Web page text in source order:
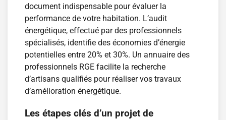
document indispensable pour évaluer la
performance de votre habitation. L’audit
énergétique, effectué par des professionnels
spécialisés, identifie des économies d’énergie
potentielles entre 20% et 30%. Un annuaire des
professionnels RGE facilite la recherche
d’artisans qualifiés pour réaliser vos travaux
d’amélioration énergétique.
Les étapes clés d’un projet de